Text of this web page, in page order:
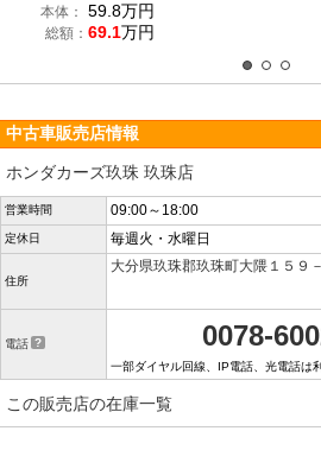
本体： 59.8万円
総額： 69.1万円
中古車販売店情報
ホンダカーズ玖珠 玖珠店
営業時間 09:00～18:00
定休日 毎週火・水曜日
住所
大分県玖珠郡玖珠町大隈１５９
電話 0078-
一部ダイヤル回線、IP電話、光電話は
この販売店の在庫一覧